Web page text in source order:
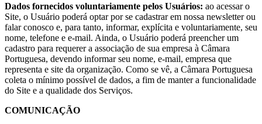
Dados fornecidos voluntariamente pelos Usuários: ao acessar o
Site, o Usuário poderá optar por se cadastrar em nossa newsletter ou
falar conosco e, para tanto, informar, explícita e voluntariamente, seu
nome, telefone e e-mail. Ainda, o Usuário poderá preencher um
cadastro para requerer a associação de sua empresa à Câmara
Portuguesa, devendo informar seu nome, e-mail, empresa que
representa e site da organização. Como se vê, a Câmara Portuguesa
coleta o mínimo possível de dados, a fim de manter a funcionalidade
do Site e a qualidade dos Serviços.
COMUNICAÇÃO